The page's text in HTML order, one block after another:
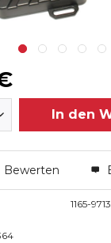
In den
Bewerten
1165-